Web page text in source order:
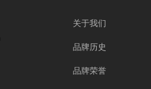
关于我们
品牌历史
品牌荣誉